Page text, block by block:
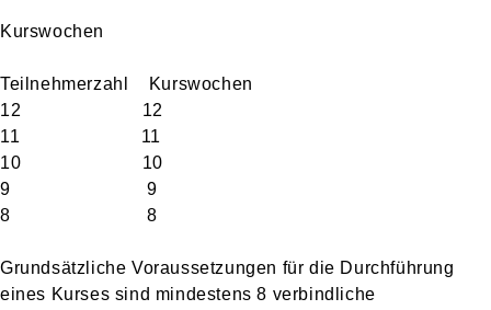
Kurswochen
Teilnehmerzahl Kurswochen
12 12
11 11
10 10
9 9
8 8
Grundsätzliche Voraussetzungen für die Durchführung
eines Kurses sind mindestens 8 verbindliche